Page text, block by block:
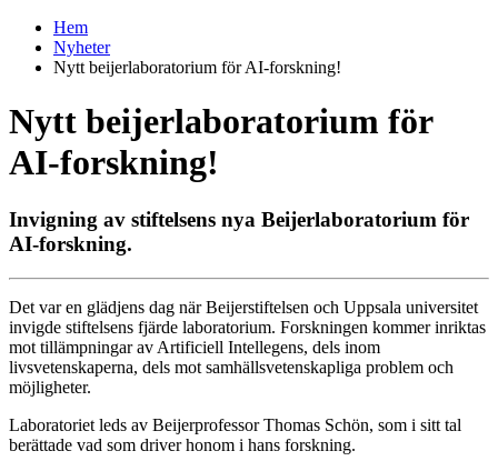
Hem
Nyheter
Nytt beijerlaboratorium för AI-forskning!
Nytt beijerlaboratorium för
AI-forskning!
Invigning av stiftelsens nya Beijerlaboratorium för
AI-forskning.
Det var en glädjens dag när Beijerstiftelsen och Uppsala universitet
invigde stiftelsens fjärde laboratorium. Forskningen kommer inriktas
mot tillämpningar av Artificiell Intellegens, dels inom
livsvetenskaperna, dels mot samhällsvetenskapliga problem och
möjligheter.
Laboratoriet leds av Beijerprofessor Thomas Schön, som i sitt tal
berättade vad som driver honom i hans forskning.